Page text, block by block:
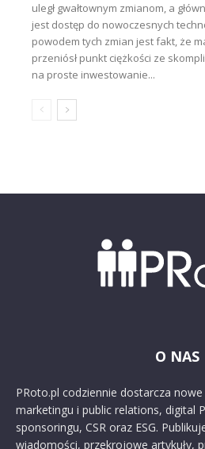
uległ gwałtownym zmianom, a
jest dostęp do nowoczesnych
powodem tych zmian jest fakt, że
przeniósł punkt ciężkości ze
na proste inwestowanie...
O NAS
PRoto.pl codziennie dostarcza
marketingu i public relations, digital
sponsoringu, CSR oraz ESG.
wiadomości, przekrojowe artykuły,